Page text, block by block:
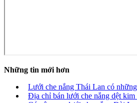
Những tin mới hơn
Lưới che nắng Thái Lan có
Địa chỉ bán lưới che nắng dệt